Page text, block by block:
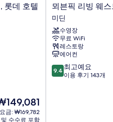
롯데 호텔
금: ₩169,782
수수료 포함
뫼
븐
픽
리
빙
웨
스
트
하
뫼븐픽 리빙 웨
미딘
수영장
무료 WiFi
레스토랑
에어컨
10
점
9.4 최고예요
이용 후기 143개